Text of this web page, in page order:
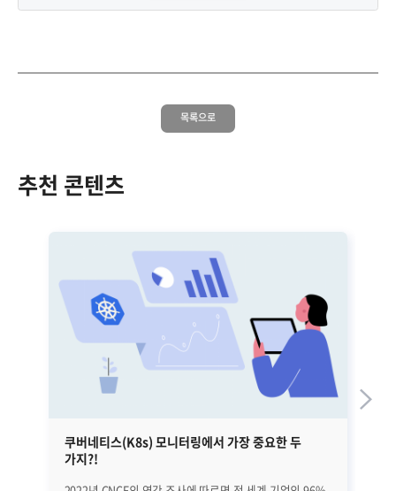
목록으로
추천 콘텐츠
쿠버네티스(K8s) 모니터링에서 가장 중요한 두
가지?!